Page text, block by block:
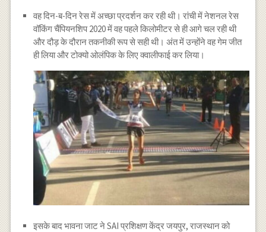
वह दिन-ब-दिन रेस में अच्छा प्रदर्शन कर रही थी। रांची में नेशनल रेस
वॉकिंग चैंपियनशिप 2020 में वह पहले किलोमीटर से ही आगे चल रही थी
और दौड़ के दौरान तकनीकी रूप से सही थी। अंत में उन्होंने वह गेम जीत
ही लिया और टोक्यो ओलंपिक के लिए क्वालीफाई कर लिया।
इसके बाद भावना जाट ने SAI प्रशिक्षण केंद्र जयपुर, राजस्थान को